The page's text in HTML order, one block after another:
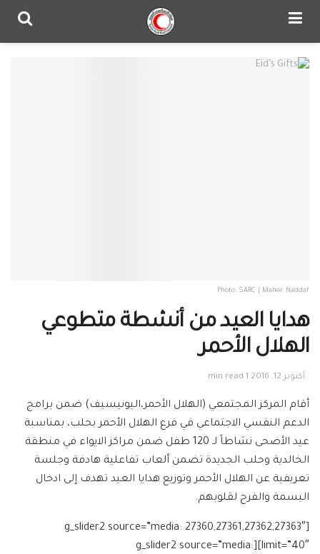
Photo: SARC | Maher Naddaf
هدايا العيد من أنشطة متطوعي
الهلال الأحمر
أكتوبر 12, 2016 1 min read
أقام المركز المجتمعي (الهلال الأحمر،اليونيسيف) ضمن برامج
الدعم النفسي الاجتماعي في فرع الهلال الأحمر بحلب، بمناسبة
عيد الأضحى نشاطاً لـ 120 طفل ضمن مراكز الايواء في منطقة
الخالدية وحلب الجديدة تضمن ألعاب تفاعلية هادفة وجلسة
تعريفية عن الهلال الأحمر وتوزيع هدايا العيد تهدف إلى ادخال
البسمة والفرح لقلوبهم.
[g_slider2 source=”media: 27360,27361,27362,27363″
limit=”40″][g_slider2 source=”media: